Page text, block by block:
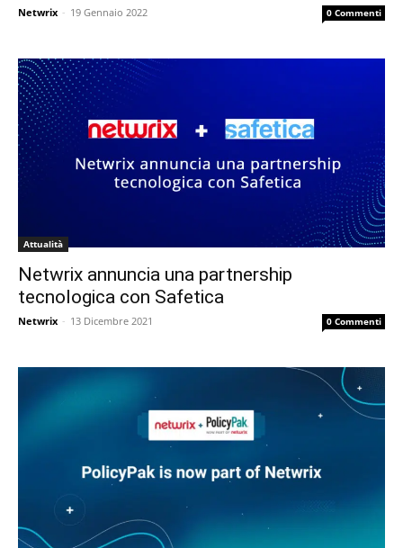
Netwrix - 19 Gennaio 2022 0 Commenti
Attualità
Netwrix annuncia una partnership
tecnologica con Safetica
Netwrix - 13 Dicembre 2021 0 Commenti